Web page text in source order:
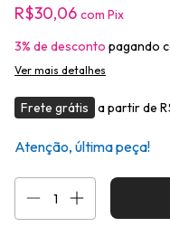
R$30,06 com Pix
3% de desconto pagando
Ver mais detalhes
Frete grátis a partir de
Atenção, última peça!